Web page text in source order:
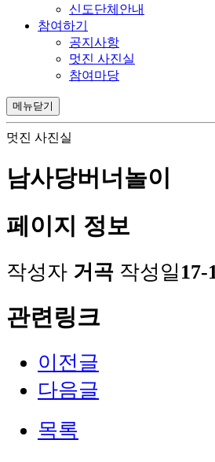
신도단체안내
참여하기
공지사항
멋진 사진실
참여마당
메뉴닫기
멋진 사진실
남사당버너놀이
페이지 정보
작성자 거곡 작성일 17-
관련링크
이전글
다음글
목록